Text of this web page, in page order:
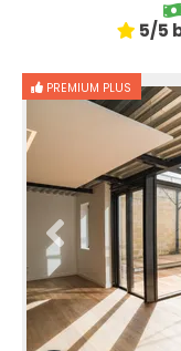
5/5
PREMIUM PLUS